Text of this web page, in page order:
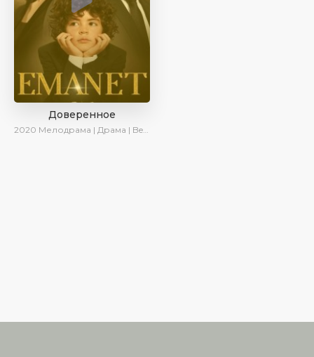
Доверенное
2020 Мелодрама | Драма | BeniAffet